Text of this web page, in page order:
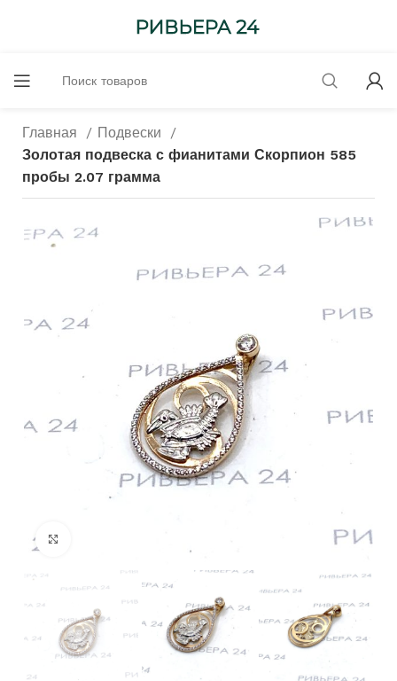
Главная
Подвески
Золотая подвеска с фианитами Скорпион 585
пробы 2.07 грамма